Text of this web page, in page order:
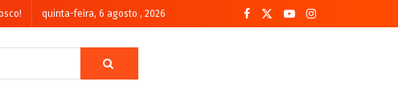
quinta-feira, 6 agosto , 2026